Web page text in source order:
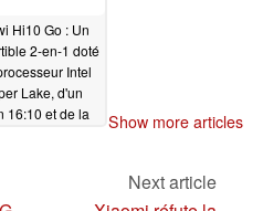
Hi10 Go : Un
2-en-1 doté
Intel
Lake, d'un
16:10 et de la
Show more articles
Next article